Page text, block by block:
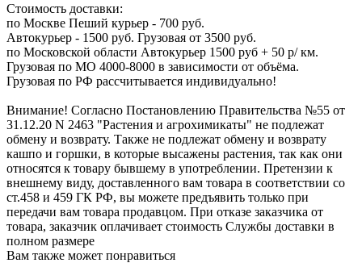
Стоимость доставки:
по Москве Пеший курьер - 700 руб.
Автокурьер - 1500 руб. Грузовая от 3500 руб.
по Московской области Автокурьер 1500 руб + 50 р/ км.
Грузовая по МО 4000-8000 в зависимости от объёма.
Грузовая по РФ рассчитывается индивидуально!
Внимание! Согласно Постановлению Правительства №55 от
31.12.20 N 2463 "Растения и агрохимикаты" не подлежат
обмену и возврату. Также не подлежат обмену и возврату
кашпо и горшки, в которые высажены растения, так как они
относятся к товару бывшему в употреблении. Претензии к
внешнему виду, доставленного вам товара в соответствии со
ст.458 и 459 ГК РФ, вы можете предъявить только при
передачи вам товара продавцом. При отказе заказчика от
товара, заказчик оплачивает стоимость Службы доставки в
полном размере
Вам также может понравиться